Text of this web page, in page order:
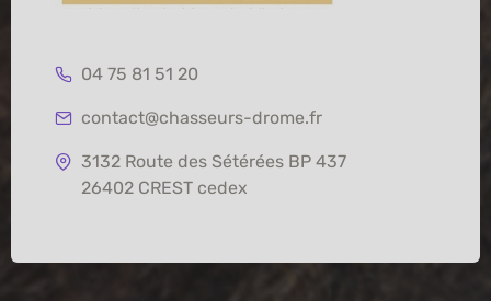
04 75 81 51 20
contact@chasseurs-drome.fr
3132 Route des Sétérées BP 437
26402 CREST cedex